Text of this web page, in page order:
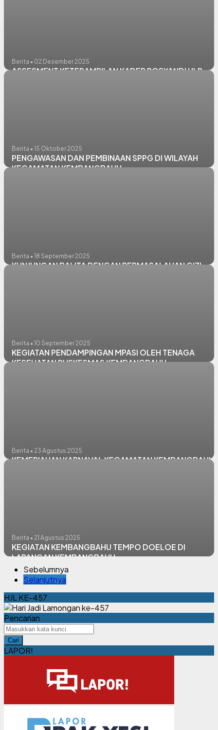
Berita • 02 Desember 2025
ASSESMENT KETERAMPILAN KADER POSYANDU ILP
Berita • 15 Oktober 2025
PENGAWASAN DAN PEMBINAAN SPPG DI WILAYAH
KECAMATAN KEMBANGBAHU
Berita • 18 September 2025
KUNJUNGAN BALITA DENGAN PERMASALAHAN GIZI
Berita • 10 September 2025
KEGIATAN PENDAMPINGAN MPASI OLEH TENAGA
KESEHATAN PUSKESMAS KEMBANGBAHU
Berita • 23 Agustus 2025
KEMERIAHAN KARNAVAL KECAMATAN KEMBANGBAHU
Berita • 21 Agustus 2025
KEGIATAN KEMBANGBAHU TEMPO DOELOE DI
LAPANGAN KEMBANGBAHU
Sebelumnya
Selanjutnya
HJL KE-457
Pencarian
Cari
LAPOR!